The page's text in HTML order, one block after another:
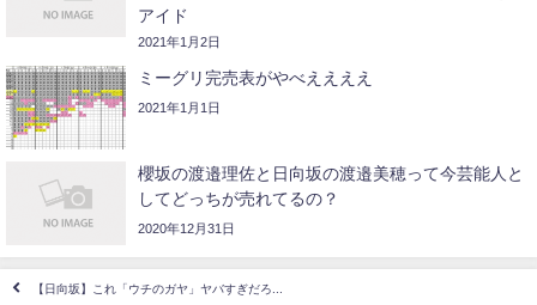
アイド
2021年1月2日
ミーグリ完売表がやべええええ
2021年1月1日
櫻坂の渡邉理佐と日向坂の渡邉美穂って今芸能人と
してどっちが売れてるの？
2020年12月31日
【日向坂】これ「ウチのガヤ」ヤバすぎだろ...